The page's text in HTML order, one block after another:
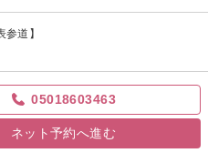
道】
05018603463
ネット予約へ進む